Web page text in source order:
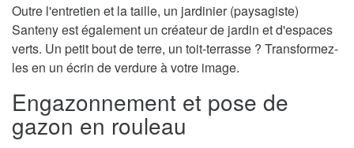
Outre l'entretien et la taille, un jardinier (paysagiste)
Santeny est également un créateur de jardin et d'espaces
verts. Un petit bout de terre, un toit-terrasse ? Transformez-
les en un écrin de verdure à votre image.
Engazonnement et pose de
gazon en rouleau